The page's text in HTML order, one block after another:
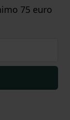
75 euro